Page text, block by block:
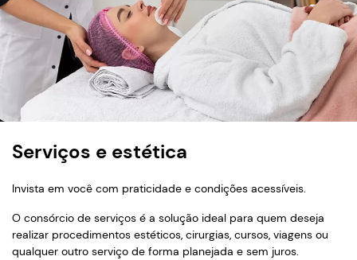
Serviços e estética
Invista em você com praticidade e condições acessíveis.
O consórcio de serviços é a solução ideal para quem deseja
realizar procedimentos estéticos, cirurgias, cursos, viagens ou
qualquer outro serviço de forma planejada e sem juros.